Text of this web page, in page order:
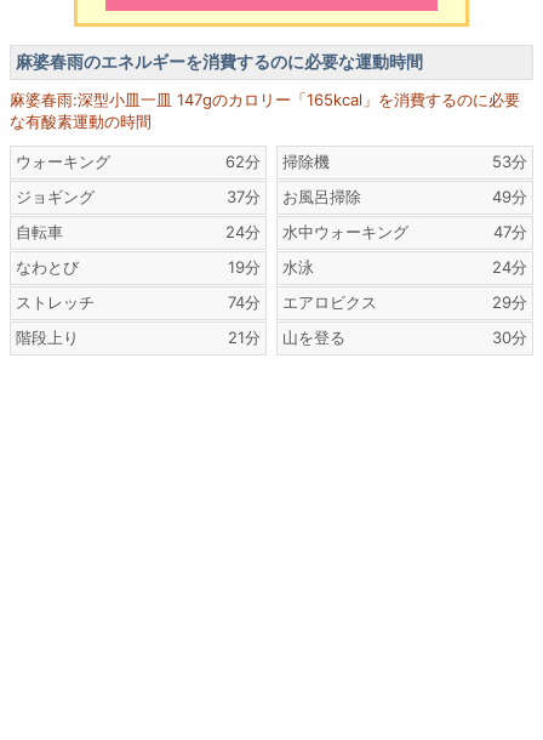
麻婆春雨のエネルギーを消費するのに必要な運動時間
麻婆春雨:深型小皿一皿 147gのカロリー「165kcal」を消費するのに必要
な有酸素運動の時間
ウォーキング
62分
ジョギング
37分
自転車
24分
なわとび
19分
ストレッチ
74分
階段上り
21分
掃除機
53分
お風呂掃除
49分
水中ウォーキング
47分
水泳
24分
エアロビクス
29分
山を登る
30分